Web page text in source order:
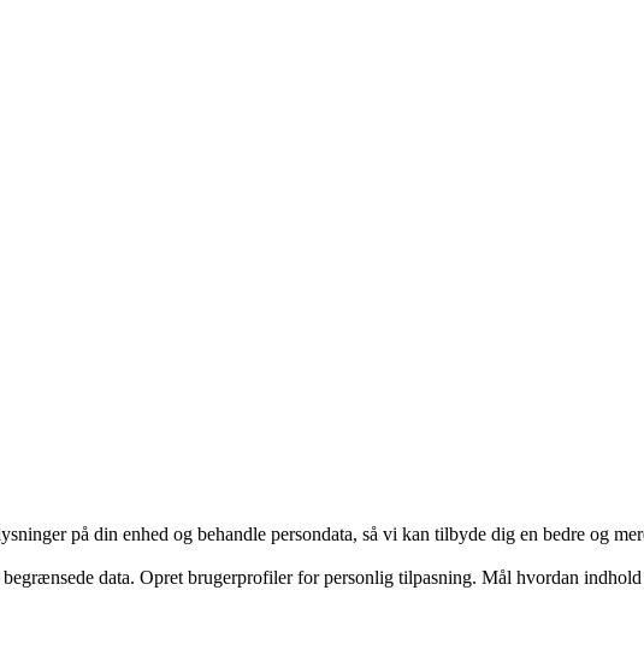
på din enhed og behandle persondata, så vi kan tilbyde dig en bedre og
data. Opret brugerprofiler for personlig tilpasning. Mål hvordan